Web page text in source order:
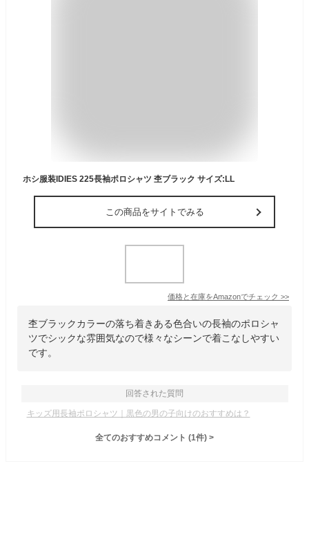
ホシ服装IDIES 225長袖ポロシャツ 杢ブラック サイズ:LL
この商品をサイトでみる
価格と在庫をAmazonでチェック >>
杢ブラックカラーの落ち着きある色合いの長袖のポロシャ
ツでシックな雰囲気なので様々なシーンで着こなしやすい
です。
回答された質問
キッズ用長袖ポロシャツ｜黒色の男の子向けのおすすめは？
全てのおすすめコメント (1件) >